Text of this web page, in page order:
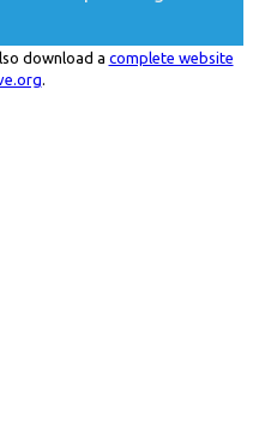
download a complete website
.